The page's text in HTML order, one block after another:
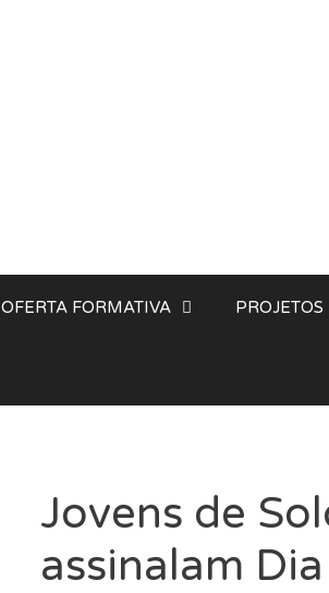
OFERTA FORMATIVA PROJETOS
Jovens de
assinalam